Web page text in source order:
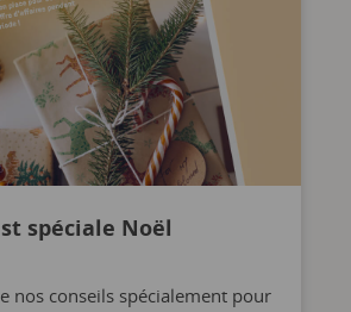
spéciale Noël
nos conseils spécialement pour